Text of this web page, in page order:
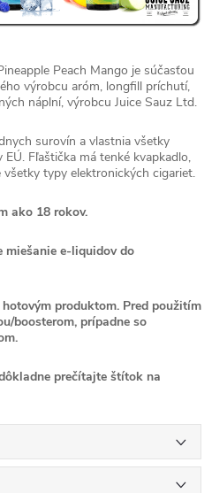
Peach Mango je súčasťou
výrobcu aróm, longfill príchutí,
náplní, výrobcu Juice Sauz Ltd.
surovín a vlastnia všetky
Fľaštička má tenké kvapkadlo,
typy elektronických cigariet.
ako 18 rokov.
miešanie e-liquidov do
produktom. Pred použitím
boosterom, prípadne so
prečítajte štítok na